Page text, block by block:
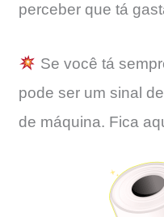
perceber que tá
Se você tá
pode ser um sinal
de máquina. Fica